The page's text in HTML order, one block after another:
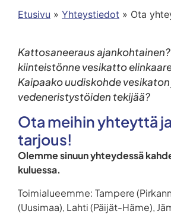
Etusivu » Yhteystiedot » Ota
Kattosaneeraus
kiinteistönne vesikatto
Kaipaako uudiskohde vesikaton
vedeneristystöiden tekijää?
Ota meihin yhteyttä
tarjous!
Olemme sinuun yhteydessä
kuluessa.
Toimialueemme: Tampere
(Uusimaa), Lahti (Päijät-Häme),